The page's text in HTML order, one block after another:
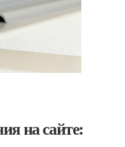
на сайте: